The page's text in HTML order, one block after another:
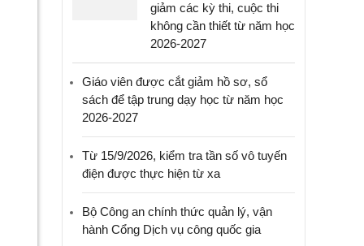
giảm các kỳ thi, cuộc thi
không cần thiết từ năm học
2026-2027
Giáo viên được cắt giảm hồ sơ, sổ
sách để tập trung dạy học từ năm học
2026-2027
Từ 15/9/2026, kiểm tra tần số vô tuyến
điện được thực hiện từ xa
Bộ Công an chính thức quản lý, vận
hành Cổng Dịch vụ công quốc gia